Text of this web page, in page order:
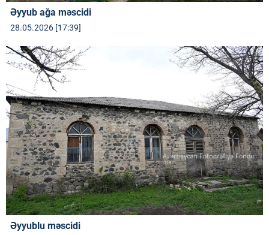
Əyyub ağa məscidi
28.05.2026 [17:39]
Əyyublu məscidi